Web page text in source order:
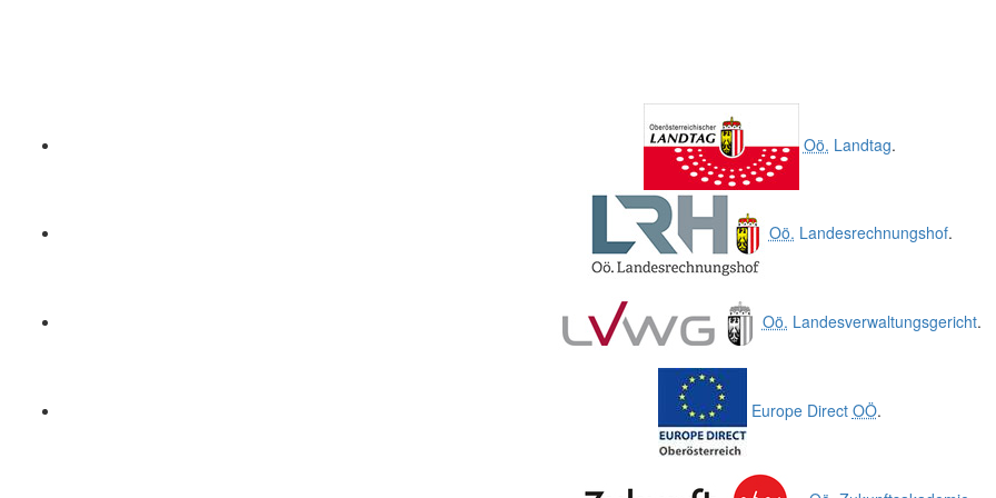
Oö. Landtag.
Oö. Landesrechnungshof.
Oö. Landesverwaltungsgericht.
Europe Direct OÖ.